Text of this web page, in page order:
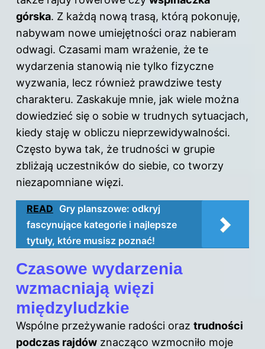
górska. Z każdą nową trasą, którą pokonuję,
nabywam nowe umiejętności oraz nabieram
odwagi. Czasami mam wrażenie, że te
wydarzenia stanowią nie tylko fizyczne
wyzwania, lecz również prawdziwe testy
charakteru. Zaskakuje mnie, jak wiele można
dowiedzieć się o sobie w trudnych sytuacjach,
kiedy staję w obliczu nieprzewidywalności.
Często bywa tak, że trudności w grupie
zbliżają uczestników do siebie, co tworzy
niezapomniane więzi.
READ Gry planszowe: odkryj
fascynujące kategorie i najlepsze
tytuły, które musisz poznać!
Czasowe wydarzenia
wzmacniają więzi
międzyludzkie
Wspólne przeżywanie radości oraz trudności
podczas rajdów znacząco wzmocniło moje